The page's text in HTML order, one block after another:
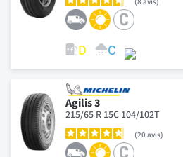
Agilis 3
215/65 R 15C 104/102T
20avis